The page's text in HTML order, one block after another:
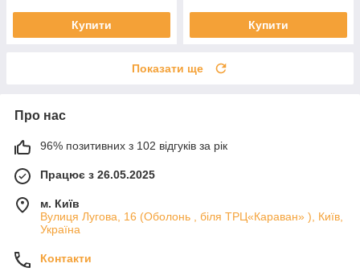
Купити Купити
Показати ще
Про нас
96% позитивних з 102 відгуків за рік
Працює з 26.05.2025
м. Київ
Вулиця Лугова, 16 (Оболонь , біля ТРЦ«Караван» ), Київ,
Україна
Контакти